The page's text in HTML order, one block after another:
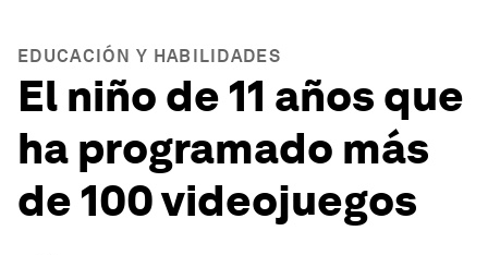
EDUCACIÓN Y HABILIDADES
El niño de 11 años que
ha programado más
de 100 videojuegos